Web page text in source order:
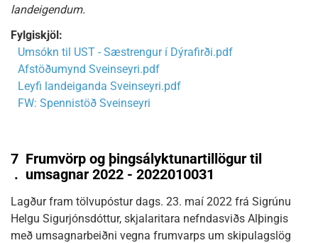
landeigendum.
Fylgiskjöl:
Umsókn til UST - Sæstrengur í Dýrafirði.pdf
Afstöðumynd Sveinseyri.pdf
Leyfi landeiganda Sveinseyri.pdf
FW: Spennistöð Sveinseyri
7
.
Frumvörp og þingsályktunartillögur til
umsagnar 2022 - 2022010031
Lagður fram tölvupóstur dags. 23. maí 2022 frá Sigrúnu
Helgu Sigurjónsdóttur, skjalaritara nefndasviðs Alþingis
með umsagnarbeiðni vegna frumvarps um skipulagslög